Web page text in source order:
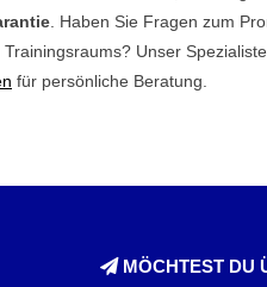
. Haben Sie Fragen zum
Unser
für persönliche Beratung.
MÖCHTEST DU